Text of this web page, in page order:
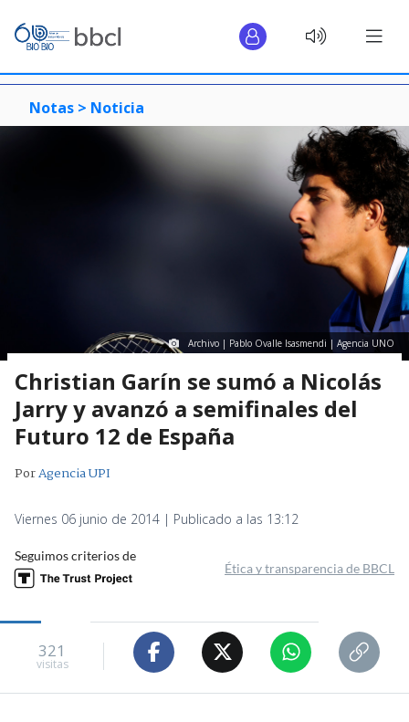
Notas > Noticia
Archivo | Pablo Ovalle Isasmendi | Agencia UNO
Christian Garín se sumó a Nicolás
Jarry y avanzó a semifinales del
Futuro 12 de España
PorAgencia UPI
Viernes 06 junio de 2014 | Publicado a las 13:12
Seguimos criterios de
Ética y transparencia de BBCL
321
visitas